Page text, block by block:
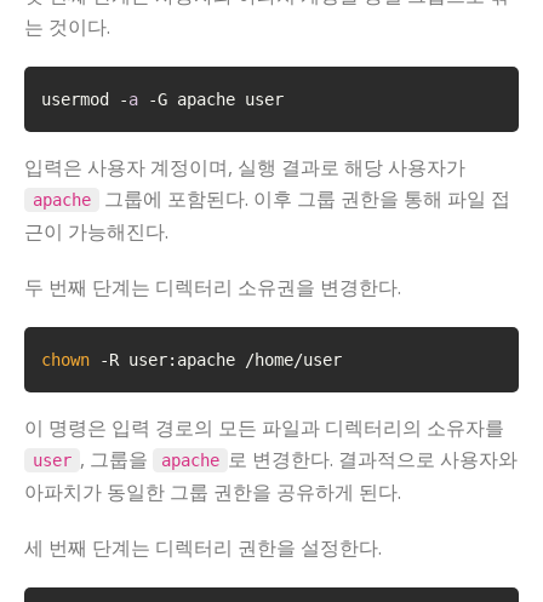
는 것이다.
usermod -a -G apache user
입력은 사용자 계정이며, 실행 결과로 해당 사용자가
apache
그룹에 포함된다. 이후 그룹 권한을 통해 파일 접
근이 가능해진다.
두 번째 단계는 디렉터리 소유권을 변경한다.
chown -R user:apache /home/user
이 명령은 입력 경로의 모든 파일과 디렉터리의 소유자를
user , 그룹을 apache 로 변경한다. 결과적으로 사용자와
아파치가 동일한 그룹 권한을 공유하게 된다.
세 번째 단계는 디렉터리 권한을 설정한다.